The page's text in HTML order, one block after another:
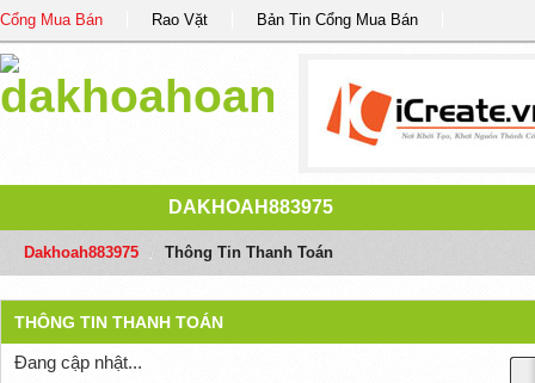
Cổng Mua Bán Rao Vặt Bản Tin Cổng Mua Bán
DAKHOAH883975
Dakhoah883975 Thông Tin Thanh Toán
THÔNG TIN THANH TOÁN
Đang cập nhật...